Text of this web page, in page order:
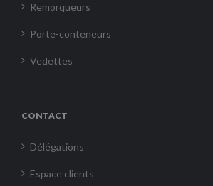
Remorqueurs
Porte-conteneurs
Vedettes
CONTACT
Délégations
Espace clients